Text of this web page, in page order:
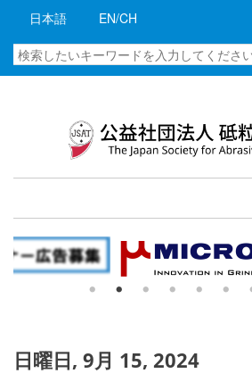
コ
に
動
日本語 EN/CH
検
索
日曜日, 9月 15, 2024